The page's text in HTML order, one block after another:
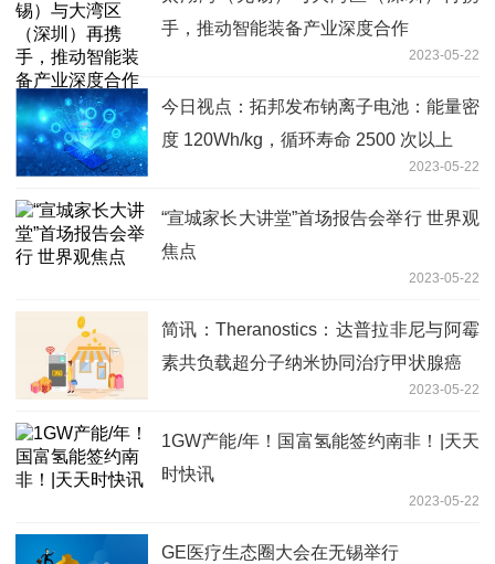
手，推动智能装备产业深度合作
2023-05-22
今日视点：拓邦发布钠离子电池：能量密
度 120Wh/kg，循环寿命 2500 次以上
2023-05-22
“宣城家长大讲堂”首场报告会举行 世界观
焦点
2023-05-22
简讯：Theranostics：达普拉非尼与阿霉
素共负载超分子纳米协同治疗甲状腺癌
2023-05-22
1GW产能/年！国富氢能签约南非！|天天
时快讯
2023-05-22
GE医疗生态圈大会在无锡举行